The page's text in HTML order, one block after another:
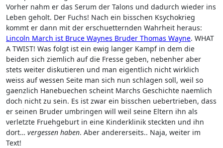
Vorher nahm er das Serum der Talons und dadurch wieder ins
Leben geholt. Der Fuchs! Nach ein bisschen Ksychokrieg
kommt er dann mit der erschuetternden Wahrheit heraus:
Lincoln March ist Bruce Waynes Bruder Thomas Wayne. WHAT
A TWIST! Was folgt ist ein ewig langer Kampf in dem die
beiden sich ziemlich auf die Fresse geben, nebenher aber
stets weiter diskutieren und man eigentlich nicht wirklich
weiss auf wessen Seite man sich nun schlagen soll, weil so
gaenzlich Hanebuechen scheint Marchs Geschichte naemlich
doch nicht zu sein. Es ist zwar ein bisschen uebertrieben, dass
er seinen Bruder umbringen will weil seine Eltern ihn als
verletzte Fruehgeburt in eine Kinderklinik steckten und ihn
dort… vergessen haben. Aber andererseits.. Naja, weiter im
Text!